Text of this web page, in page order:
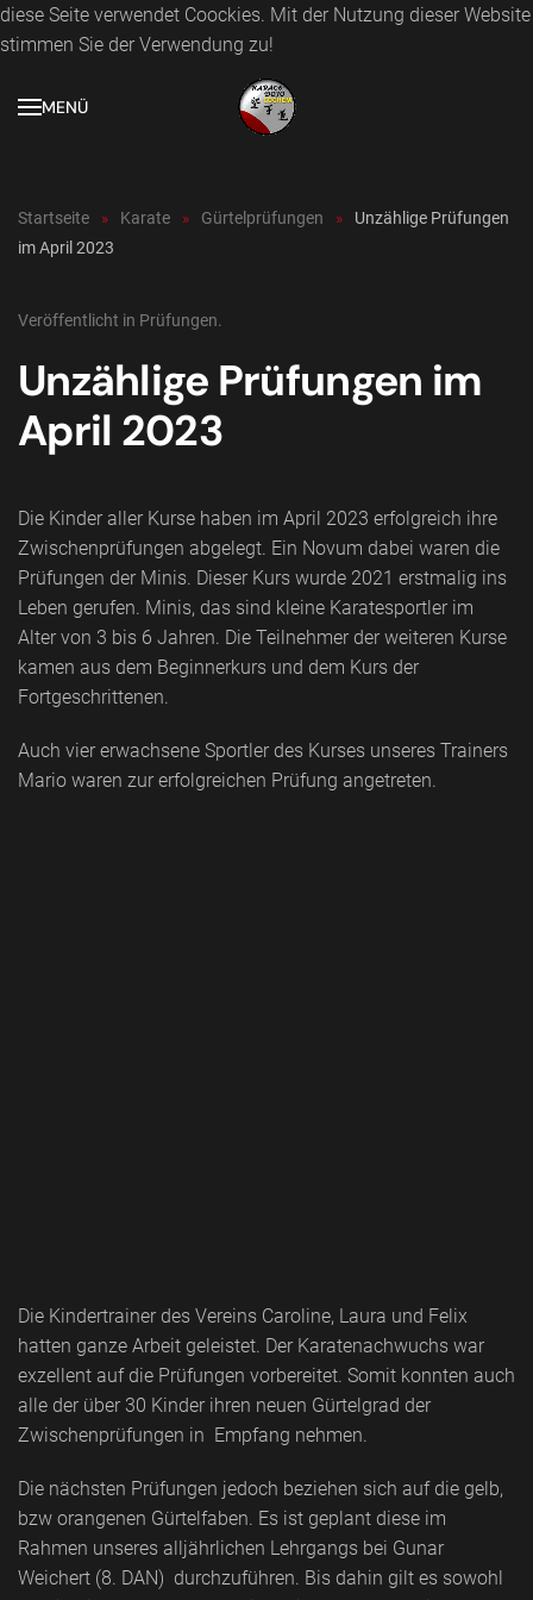
diese Seite verwendet Coockies. Mit der Nutzung dieser Website
stimmen Sie der Verwendung zu!
MENÜ
Startseite Karate Gürtelprüfungen
Unzählige Prüfungen
im April 2023
Veröffentlicht in Prüfungen.
Unzählige Prüfungen im
April 2023
Die Kinder aller Kurse haben im April 2023 erfolgreich ihre
Zwischenprüfungen abgelegt. Ein Novum dabei waren die
Prüfungen der Minis. Dieser Kurs wurde 2021 erstmalig ins
Leben gerufen. Minis, das sind kleine Karatesportler im
Alter von 3 bis 6 Jahren. Die Teilnehmer der weiteren Kurse
kamen aus dem Beginnerkurs und dem Kurs der
Fortgeschrittenen.
Auch vier erwachsene Sportler des Kurses unseres Trainers
Mario waren zur erfolgreichen Prüfung angetreten.
Die Kindertrainer des Vereins Caroline, Laura und Felix
hatten ganze Arbeit geleistet. Der Karatenachwuchs war
exzellent auf die Prüfungen vorbereitet. Somit konnten auch
alle der über 30 Kinder ihren neuen Gürtelgrad der
Zwischenprüfungen in Empfang nehmen.
Die nächsten Prüfungen jedoch beziehen sich auf die gelb,
bzw orangenen Gürtelfaben. Es ist geplant diese im
Rahmen unseres alljährlichen Lehrgangs bei Gunar
Weichert (8. DAN) durchzuführen. Bis dahin gilt es sowohl